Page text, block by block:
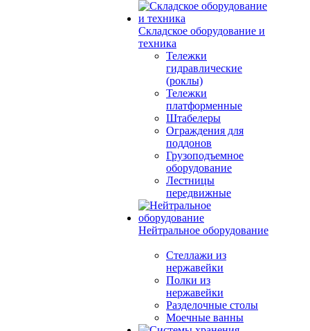
Складское оборудование и
техника
Тележки
гидравлические
(роклы)
Тележки
платформенные
Штабелеры
Ограждения для
поддонов
Грузоподъемное
оборудование
Лестницы
передвижные
Нейтральное оборудование
Стеллажи из
нержавейки
Полки из
нержавейки
Разделочные столы
Моечные ванны